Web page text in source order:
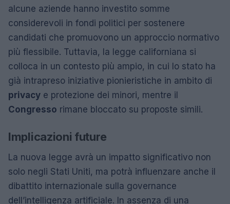
alcune aziende hanno investito somme
considerevoli in fondi politici per sostenere
candidati che promuovono un approccio normativo
più flessibile. Tuttavia, la legge californiana si
colloca in un contesto più ampio, in cui lo stato ha
già intrapreso iniziative pionieristiche in ambito di
privacy e protezione dei minori, mentre il
Congresso rimane bloccato su proposte simili.
Implicazioni future
La nuova legge avrà un impatto significativo non
solo negli Stati Uniti, ma potrà influenzare anche il
dibattito internazionale sulla governance
dell’intelligenza artificiale. In assenza di una